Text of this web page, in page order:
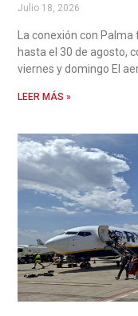
Julio 18, 2026
La conexión con
hasta el 30 de agosto,
viernes y domingo El
LEER MÁS »